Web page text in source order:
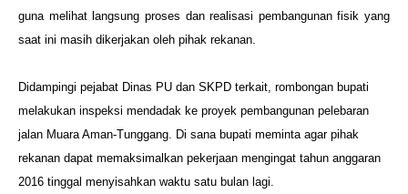
guna melihat langsung proses dan realisasi pembangunan fisik yang
saat ini masih dikerjakan oleh pihak rekanan.
Didampingi pejabat Dinas PU dan SKPD terkait, rombongan bupati
melakukan inspeksi mendadak ke proyek pembangunan pelebaran
jalan Muara Aman-Tunggang. Di sana bupati meminta agar pihak
rekanan dapat memaksimalkan pekerjaan mengingat tahun anggaran
2016 tinggal menyisahkan waktu satu bulan lagi.